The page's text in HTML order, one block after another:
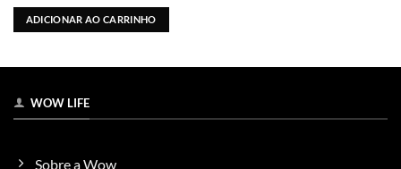
ADICIONAR AO CARRINHO
WOW LIFE
Sobre a Wow